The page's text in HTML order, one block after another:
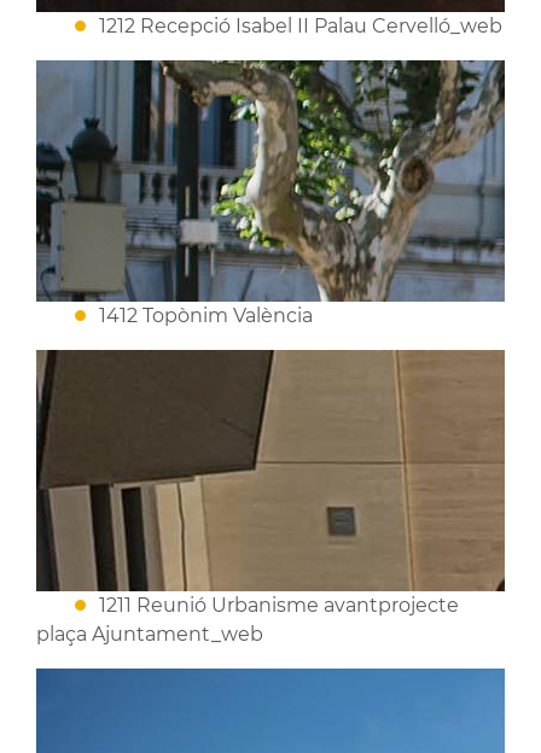
1212 Recepció Isabel II Palau Cervelló_web
1412 Topònim València
1211 Reunió Urbanisme avantprojecte
plaça Ajuntament_web